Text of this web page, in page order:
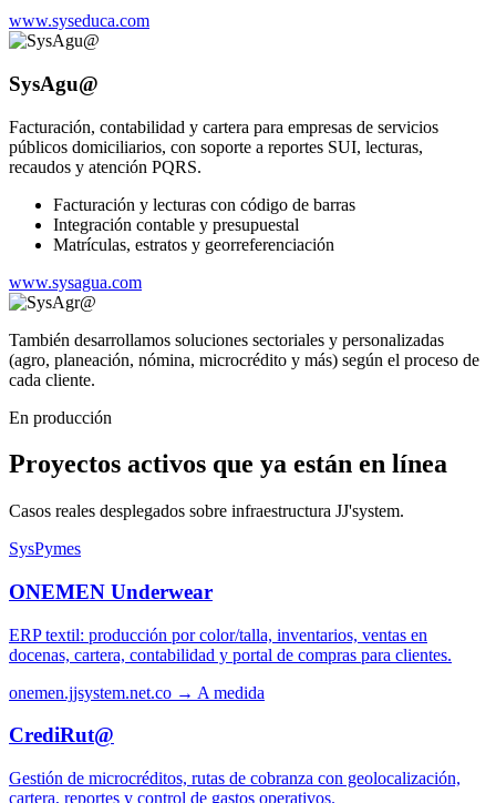
www.syseduca.com
SysAgu@
Facturación, contabilidad y cartera para empresas de servicios
públicos domiciliarios, con soporte a reportes SUI, lecturas,
recaudos y atención PQRS.
Facturación y lecturas con código de barras
Integración contable y presupuestal
Matrículas, estratos y georreferenciación
www.sysagua.com
También desarrollamos soluciones sectoriales y personalizadas
(agro, planeación, nómina, microcrédito y más) según el proceso de
cada cliente.
En producción
Proyectos activos que ya están en línea
Casos reales desplegados sobre infraestructura JJ'system.
SysPymes
ONEMEN Underwear
ERP textil: producción por color/talla, inventarios, ventas en
docenas, cartera, contabilidad y portal de compras para clientes.
onemen.jjsystem.net.co → A medida
CrediRut@
Gestión de microcréditos, rutas de cobranza con geolocalización,
cartera, reportes y control de gastos operativos.